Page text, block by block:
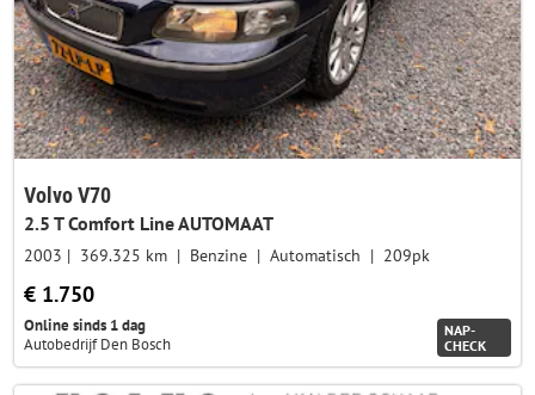
Volvo V70
2.5 T Comfort Line AUTOMAAT
2003 369.325 km Benzine Automatisch 209pk
€ 1.750
Online sinds 1 dag
Autobedrijf Den Bosch
NAP-
CHECK